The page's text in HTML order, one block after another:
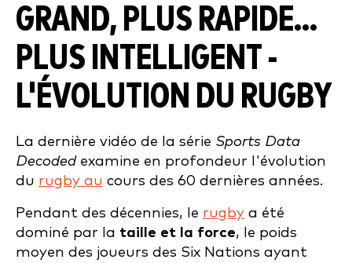
GRAND, PLUS RAPIDE...
PLUS INTELLIGENT -
L'ÉVOLUTION DU RUGBY
La dernière vidéo de la série Sports Data
Decodedexamine en profondeur l'évolution
du rugby au cours des 60 dernières années.
Pendant des décennies, le rugby a été
dominé par la taille et la force, le poids
moyen des joueurs des Six Nations ayant